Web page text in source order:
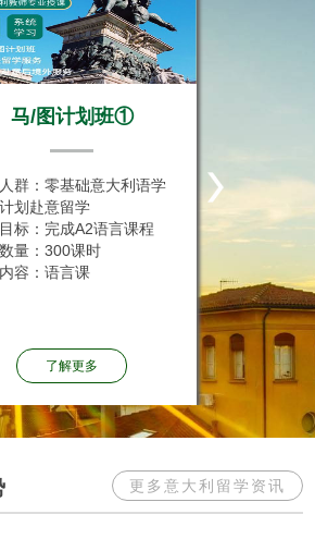
月国际生直通车班
群：零基础意大利语学
划赴意留学
标：达到意大利大学入
要求
量：740课时
了解更多
适合人群
课程目标
学要求
课程内容
更多意大利留学资讯